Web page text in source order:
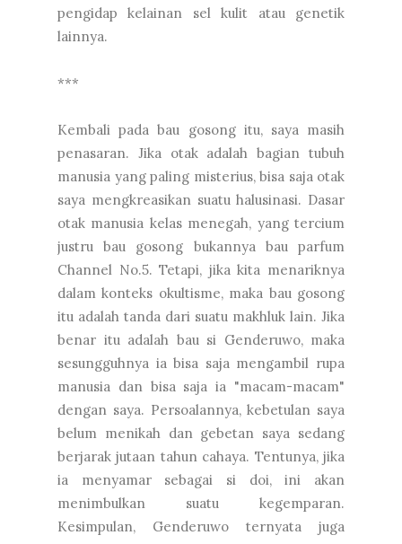
pengidap kelainan sel kulit atau genetik
lainnya.
***
Kembali pada bau gosong itu, saya masih
penasaran. Jika otak adalah bagian tubuh
manusia yang paling misterius, bisa saja otak
saya mengkreasikan suatu halusinasi. Dasar
otak manusia kelas menegah, yang tercium
justru bau gosong bukannya bau parfum
Channel No.5. Tetapi, jika kita menariknya
dalam konteks okultisme, maka bau gosong
itu adalah tanda dari suatu makhluk lain. Jika
benar itu adalah bau si Genderuwo, maka
sesungguhnya ia bisa saja mengambil rupa
manusia dan bisa saja ia "macam-macam"
dengan saya. Persoalannya, kebetulan saya
belum menikah dan gebetan saya sedang
berjarak jutaan tahun cahaya. Tentunya, jika
ia menyamar sebagai si doi, ini akan
menimbulkan suatu kegemparan.
Kesimpulan, Genderuwo ternyata juga